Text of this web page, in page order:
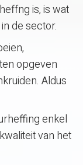
is, is wat
de sector.
opgeven
Aldus
enkel
van het